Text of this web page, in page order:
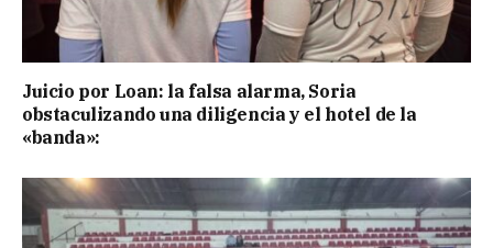
Juicio por Loan: la falsa alarma, Soria
obstaculizando una diligencia y el hotel de la
«banda»: